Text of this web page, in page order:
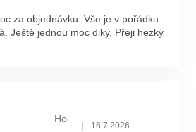
za objednávku. Vše je v pořádku.
Ještě jednou moc diky. Přeji hezký
Hodnocení obchodu je 5 z 5
| 16.7.2026